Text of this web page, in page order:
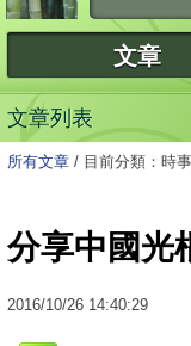
文章
文章列表
所有文章 / 目前分類：時
分享中國光
2016/10/26 14:40:29